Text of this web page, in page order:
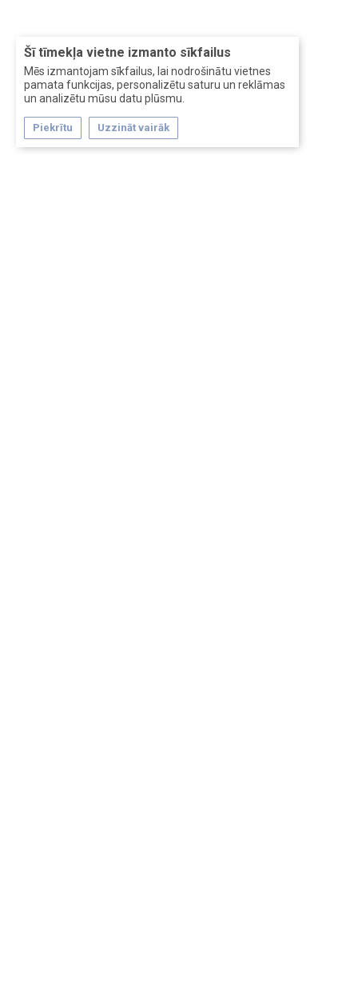
Šī tīmekļa vietne izmanto sīkfailus
Mēs izmantojam sīkfailus, lai nodrošinātu vietnes
pamata funkcijas, personalizētu saturu un reklāmas
un analizētu mūsu datu plūsmu.
Piekrītu Uzzināt vairāk